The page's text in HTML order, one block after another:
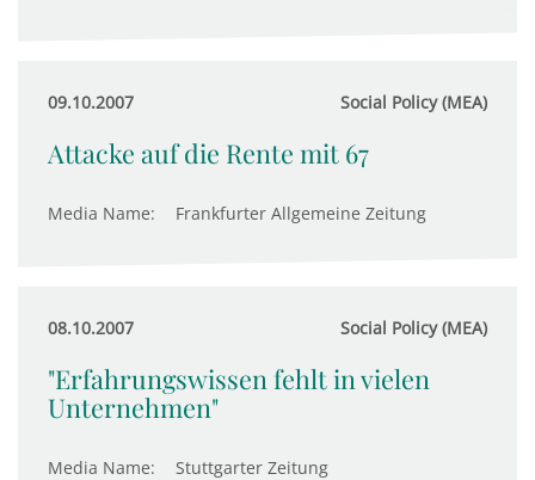
09.10.2007 Social Policy (MEA)
Attacke auf die Rente mit 67
Media Name: Frankfurter Allgemeine Zeitung
08.10.2007 Social Policy (MEA)
"Erfahrungswissen fehlt in vielen
Unternehmen"
Media Name: Stuttgarter Zeitung